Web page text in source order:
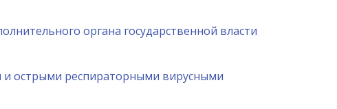
органа государственной власти
и острыми респираторными вирусными